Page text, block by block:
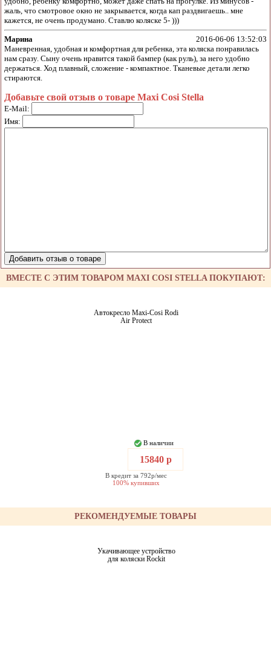
жаль, что смотровое окно не закрывается, когда кап раздвигаешь.. мне
кажется, не очень продумано. Ставлю коляске 5- )))
Марина
2016-06-06 13:52:03
Маневренная, удобная и комфортная для ребенка, эта коляска понравилась
нам сразу. Сыну очень нравится такой бампер (как руль), за него удобно
держаться. Ход плавный, сложение - компактное. Тканевые детали легко
стираются.
Добавьте свой отзыв о товаре Maxi Cosi Stella
E-Mail:
Имя:
ВМЕСТЕ С ЭТИМ ТОВАРОМ MAXI COSI STELLA ПОКУПАЮТ:
Автокресло Maxi-Cosi Rodi
Air Protect
В наличии
15840 р
В кредит за 792р/мес
100% купивших
РЕКОМЕНДУЕМЫЕ ТОВАРЫ
Укачивающее устройство
для коляски Rockit